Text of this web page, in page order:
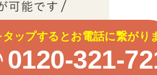
可能です
タップするとお電話に繋がり
0120-321-